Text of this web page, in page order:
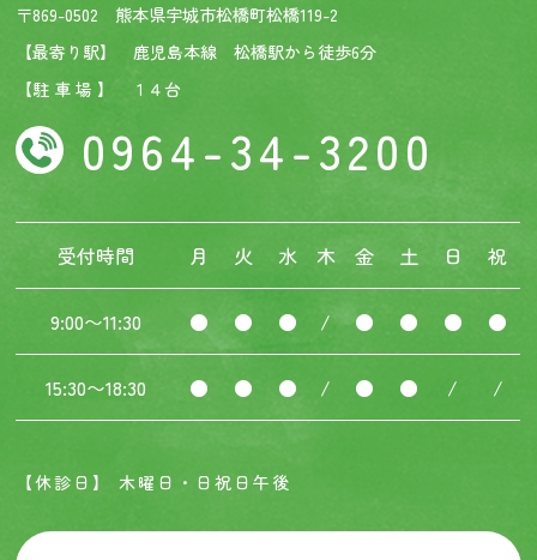
〒869-0502 熊本県宇城市松橋町松橋119-2
【最寄り駅】 鹿児島本線 松橋駅から徒歩6分
【駐 車 場 】 １４台
0964-34-3200
受付時間 月 火 水 木 金 土 日 祝
9:00〜11:30 ● ● ● / ● ● ● ●
15:30〜18:30 ● ● ● / ● ● / /
【休診日】 木曜日・日祝日午後